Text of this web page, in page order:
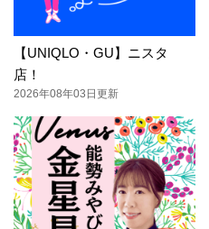
【UNIQLO・GU】ニスタ
店！
2026年08年03日更新